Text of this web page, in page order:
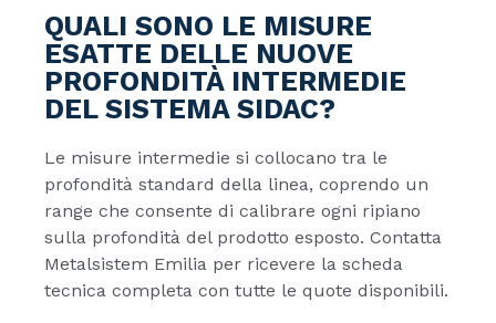
QUALI SONO LE MISURE
ESATTE DELLE NUOVE
PROFONDITÀ INTERMEDIE
DEL SISTEMA SIDAC?
Le misure intermedie si collocano tra le
profondità standard della linea, coprendo un
range che consente di calibrare ogni ripiano
sulla profondità del prodotto esposto. Contatta
Metalsistem Emilia per ricevere la scheda
tecnica completa con tutte le quote disponibili.